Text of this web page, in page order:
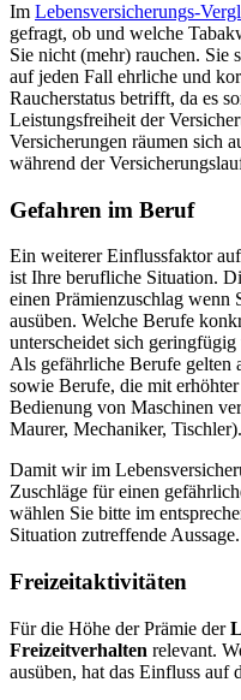
Im Lebensversicherungs-
gefragt, ob und welche
Sie nicht (mehr) rauchen. Sie
auf jeden Fall ehrliche und
Raucherstatus betrifft, da es
Leistungsfreiheit der
Versicherungen räumen sich
während der
Gefahren im Beruf
Ein weiterer Einflussfaktor
ist Ihre berufliche Situation.
einen Prämienzuschlag wenn
ausüben. Welche Berufe
unterscheidet sich
Als gefährliche Berufe gelten
sowie Berufe, die mit
Bedienung von Maschinen
Maurer, Mechaniker, Tischler).
Damit wir im
Zuschläge für einen
wählen Sie bitte im
Situation zutreffende Aussage.
Freizeitaktivitäten
Für die Höhe der Prämie der
Freizeitverhalten relevant.
ausüben, hat das Einfluss auf